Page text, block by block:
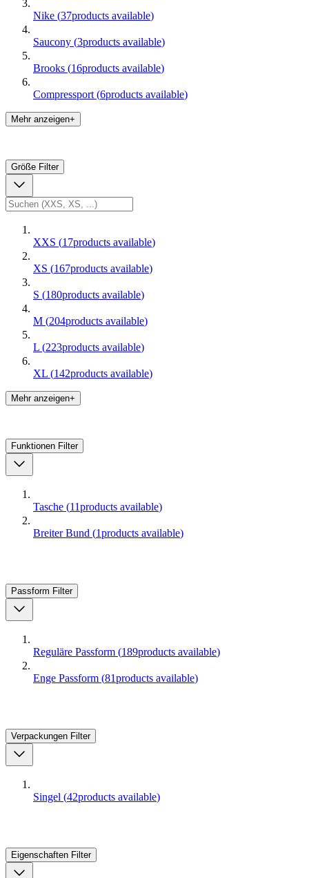
Nike (37products available)
Saucony (3products available)
Brooks (16products available)
Compressport (6products available)
Mehr anzeigen+
Größe Filter
XXS (17products available)
XS (167products available)
S (180products available)
M (204products available)
L (223products available)
XL (142products available)
Mehr anzeigen+
Funktionen Filter
Tasche (11products available)
Breiter Bund (1products available)
Passform Filter
Reguläre Passform (189products available)
Enge Passform (81products available)
Verpackungen Filter
Singel (42products available)
Eigenschaften Filter